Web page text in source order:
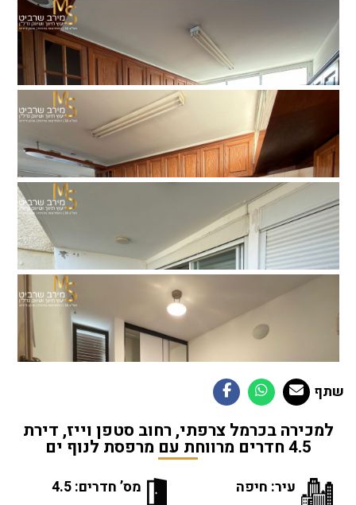
למכירה בכרמל צרפתי, רחוב סטפן וייז, דירת
4.5 חדרים מרווחת עם מרפסת לנוף ים
עיר: חיפה מס’ חדרים: 4.5
שתף